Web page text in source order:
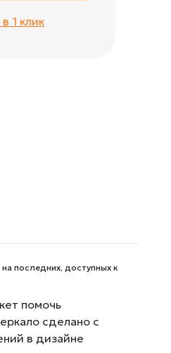
1 клик
последних, доступных к
помочь
сделано с
в дизайне